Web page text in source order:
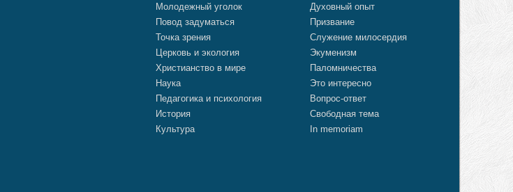
Молодежный уголок
Повод задуматься
Точка зрения
Церковь и экология
Христианство в мире
Наука
Педагогика и психология
История
Культура
Духовный опыт
Призвание
Служение милосердия
Экуменизм
Паломничества
Это интересно
Вопрос-ответ
Свободная тема
In memoriam